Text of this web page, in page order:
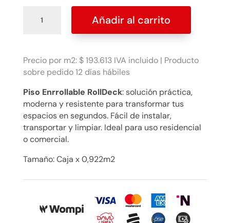
enrollable
$
193.613
Añadir al carrito
Precio por m2: $ 193.613 IVA incluido | Producto
sobre pedido 12 días hábiles
Piso Enrrollable RollDeck: solución práctica,
moderna y resistente para transformar tus
espacios en segundos. Fácil de instalar,
transportar y limpiar. Ideal para uso residencial
o comercial.
Tamaño: Caja x 0,922m2